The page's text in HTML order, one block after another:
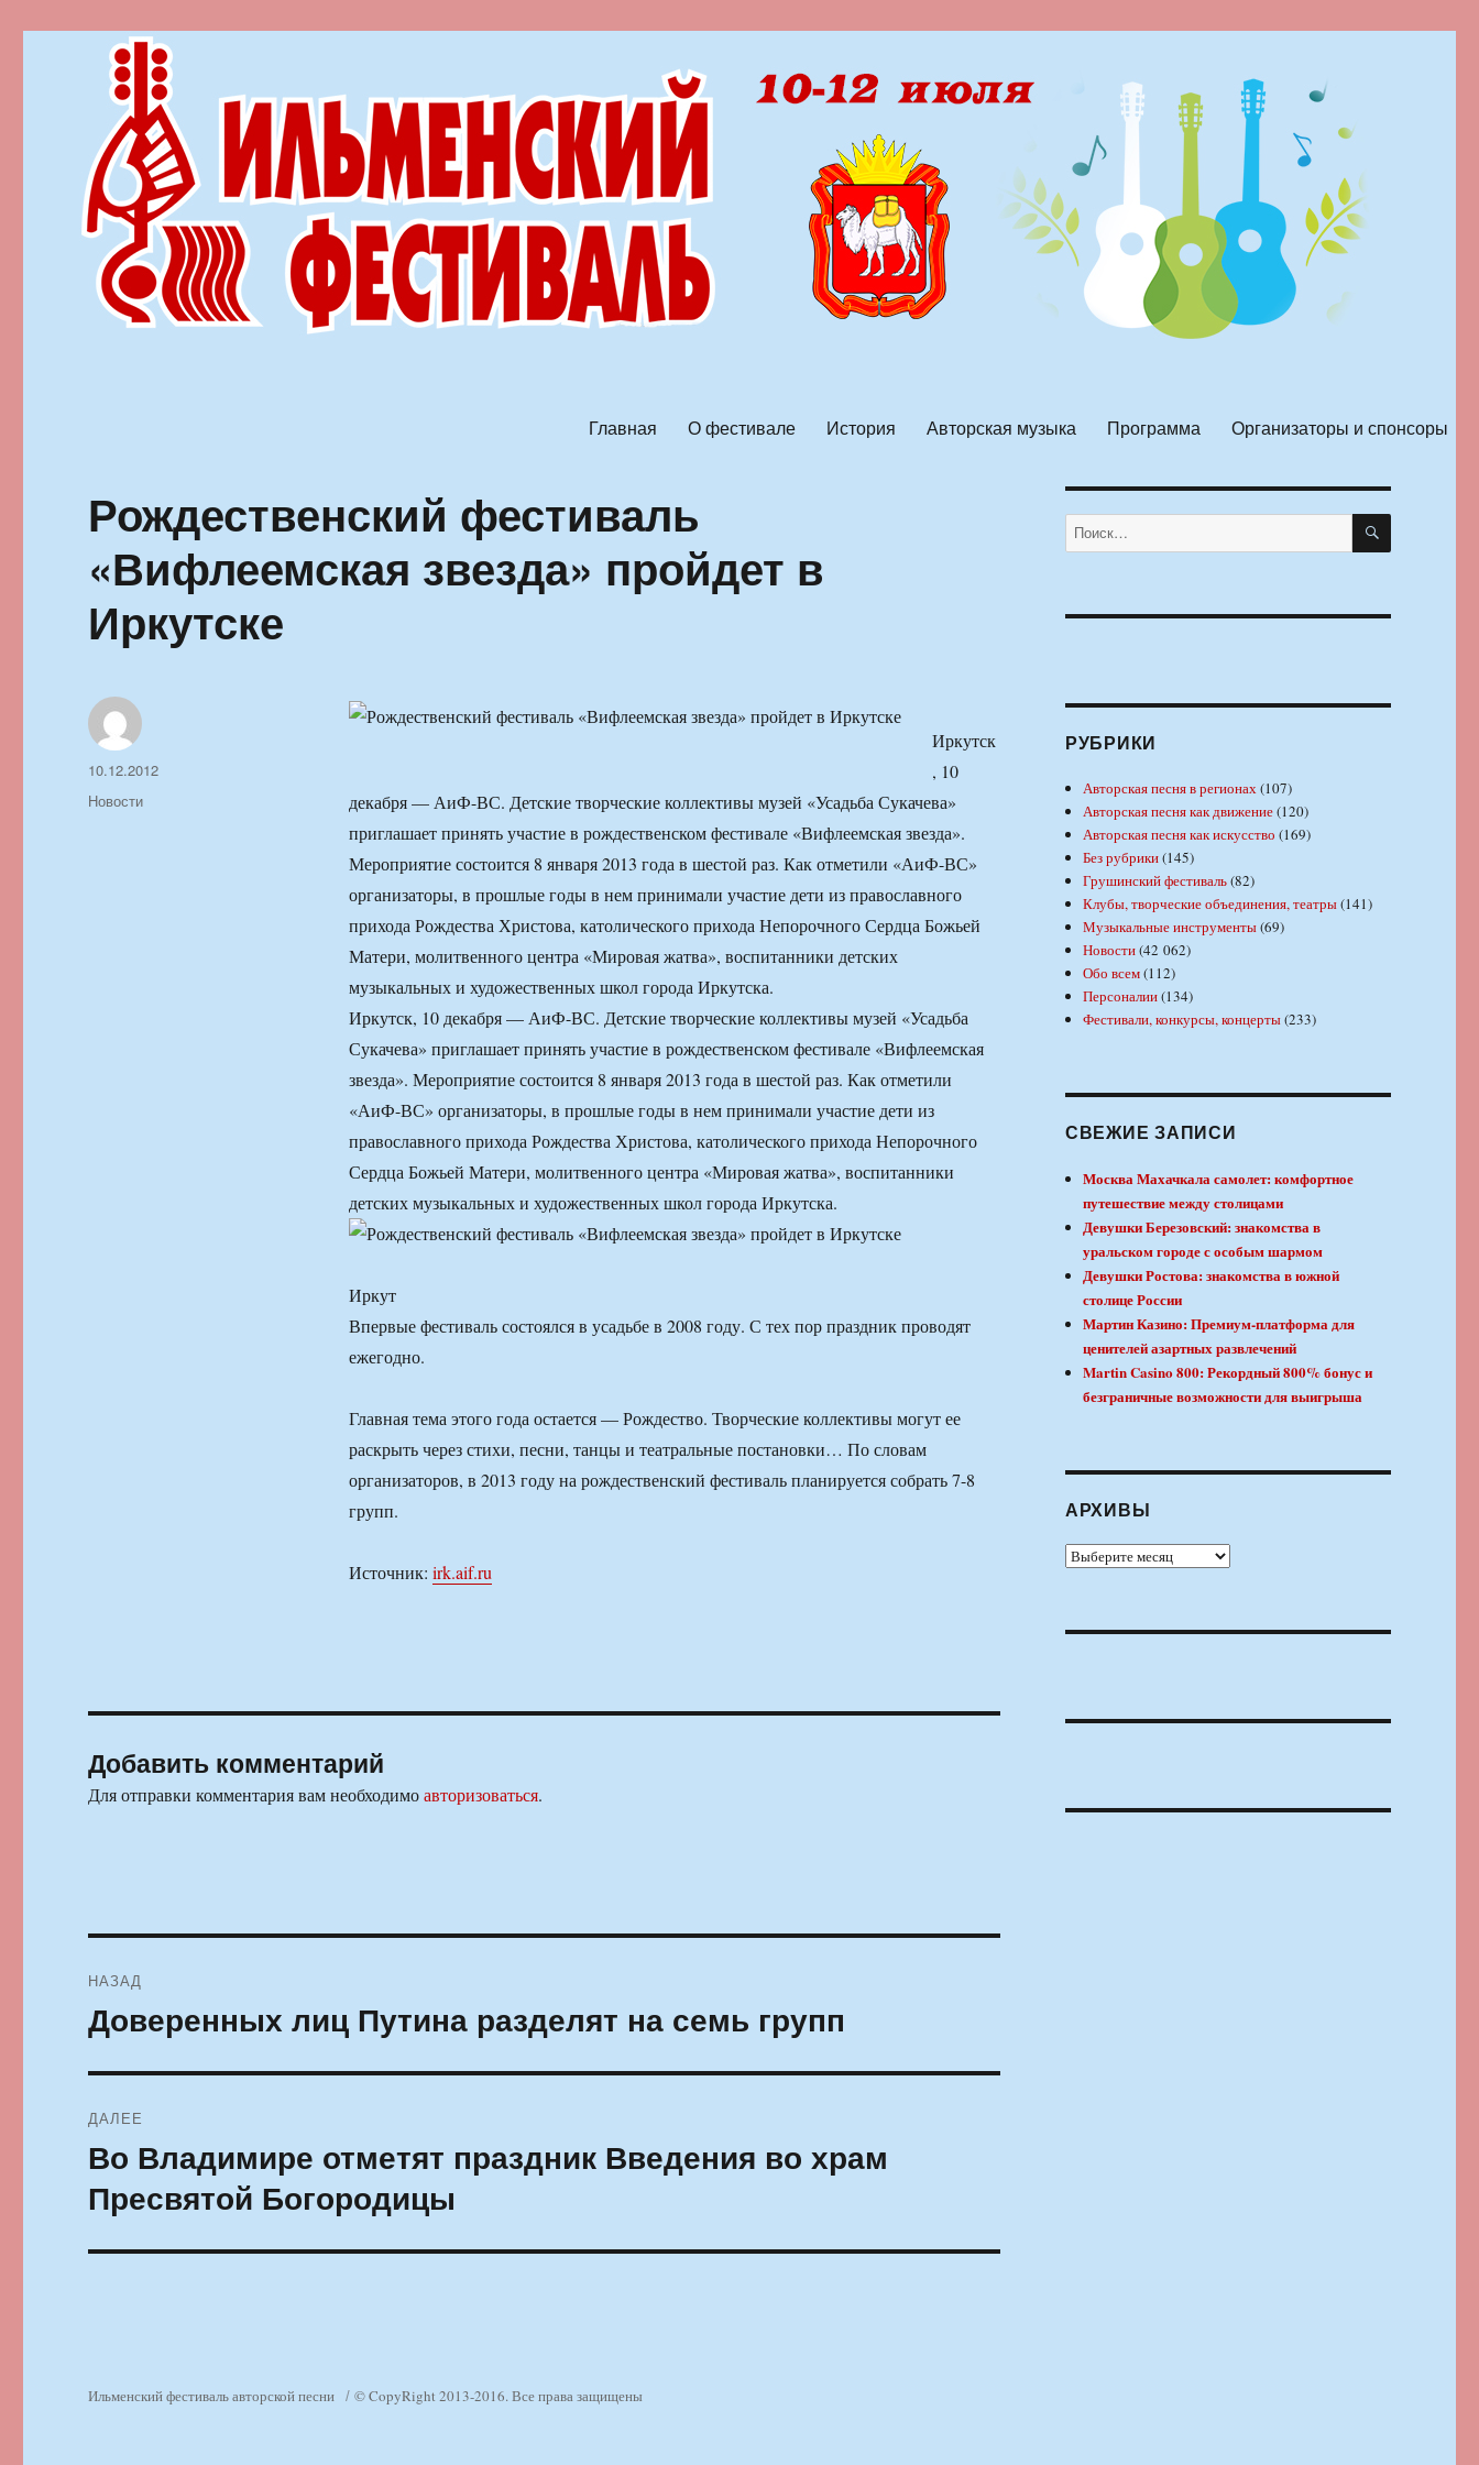
Главная О фестивале История Авторская музыка Программа Организаторы и спонсоры
Рождественский фестиваль
«Вифлеемская звезда» пройдет в
Иркутске
Иркутск
, 10
декабря — АиФ-ВС. Детские творческие коллективы музей «Усадьба Сукачева»
приглашает принять участие в рождественском фестивале «Вифлеемская звезда».
Мероприятие состоится 8 января 2013 года в шестой раз. Как отметили «АиФ-ВС»
организаторы, в прошлые годы в нем принимали участие дети из православного
прихода Рождества Христова, католического прихода Непорочного Сердца Божьей
Матери, молитвенного центра «Мировая жатва», воспитанники детских
музыкальных и художественных школ города Иркутска.
Иркутск, 10 декабря — АиФ-ВС. Детские творческие коллективы музей «Усадьба
Сукачева» приглашает принять участие в рождественском фестивале «Вифлеемская
звезда». Мероприятие состоится 8 января 2013 года в шестой раз. Как отметили
«АиФ-ВС» организаторы, в прошлые годы в нем принимали участие дети из
православного прихода Рождества Христова, католического прихода Непорочного
Сердца Божьей Матери, молитвенного центра «Мировая жатва», воспитанники
детских музыкальных и художественных школ города Иркутска.
Иркут
Впервые фестиваль состоялся в усадьбе в 2008 году. С тех пор праздник проводят
ежегодно.
Главная тема этого года остается — Рождество. Творческие коллективы могут ее
раскрыть через стихи, песни, танцы и театральные постановки… По словам
организаторов, в 2013 году на рождественский фестиваль планируется собрать 7-8
групп.
Источник: irk.aif.ru
Автор
Опубликовано
10.12.2012
Рубрики
Новости
Добавить комментарий
Для отправки комментария вам необходимоавторизоваться.
по
НАЗАД
Предыдущая
запись:
Доверенных лиц Путина разделят на семь групп
ДАЛЕЕ
Следующая
Во Владимире отметят праздник Введения во храм
Пресвятой Богородицы
Искать: ПОИСК
РУБРИКИ
Авторская песня в регионах(107)
Авторская песня как движение(120)
Авторская песня как искусство (169)
Без рубрики(145)
Грушинский фестиваль(82)
Клубы, творческие объединения, театры(141)
Музыкальные инструменты(69)
Новости(42 062)
Обо всем(112)
Персоналии(134)
Фестивали, конкурсы, концерты(233)
СВЕЖИЕ ЗАПИСИ
Москва Махачкала самолет: комфортное
путешествие между столицами
Девушки Березовский: знакомства в
уральском городе с особым шармом
Девушки Ростова: знакомства в южной
столице России
Мартин Казино: Премиум-платформа для
ценителей азартных развлечений
Martin Casino 800: Рекордный 800% бонус и
безграничные возможности для выигрыша
АРХИВЫ
Архивы
Ильменский фестиваль авторской песни © CopyRight 2013-2016. Все права защищены